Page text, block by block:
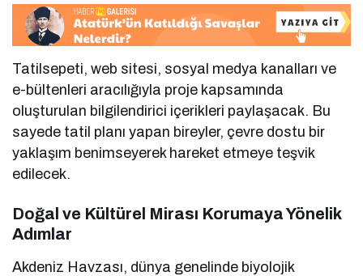
Tatilsepeti, web sitesi, sosyal medya kanalları ve
e-bültenleri aracılığıyla proje kapsamında
oluşturulan bilgilendirici içerikleri paylaşacak. Bu
sayede tatil planı yapan bireyler, çevre dostu bir
yaklaşım benimseyerek hareket etmeye teşvik
edilecek.
Doğal ve Kültürel Mirası Korumaya Yönelik
Adımlar
Akdeniz Havzası, dünya genelinde biyolojik